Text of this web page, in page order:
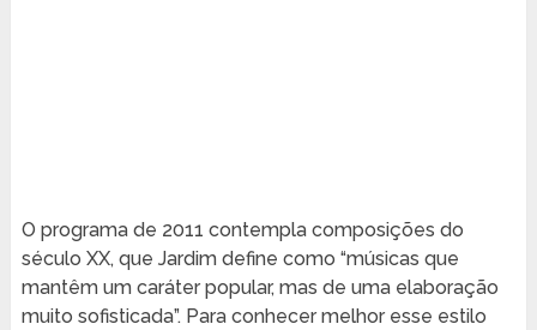
O programa de 2011 contempla composições do
século XX, que Jardim define como “músicas que
mantêm um caráter popular, mas de uma elaboração
muito sofisticada”. Para conhecer melhor esse estilo